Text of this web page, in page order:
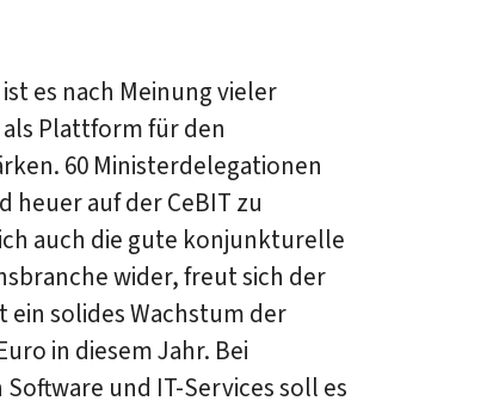
es nach Meinung vieler
Plattform für den
60 Ministerdelegationen
heuer auf der CeBIT zu
auch die gute konjunkturelle
wider, freut sich der
ein solides Wachstum der
in diesem Jahr. Bei
und IT-Services soll es